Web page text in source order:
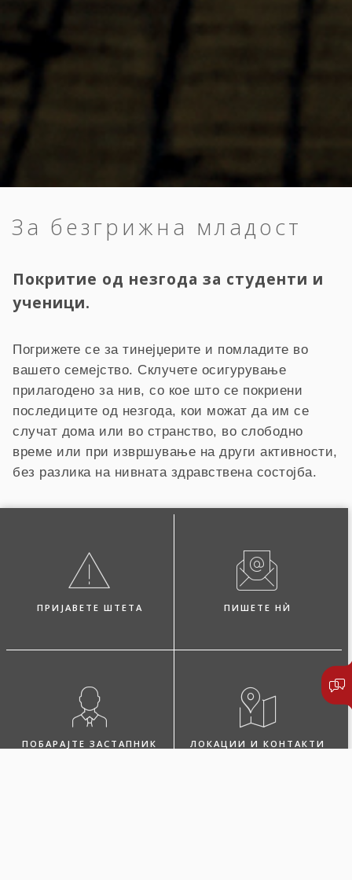
За безгрижна младост
Покритие од незгода за студенти и
ученици.
Погрижете се за тинејџерите и помладите во
вашето семејство. Склучете осигурување
прилагодено за нив, со кое што се покриени
последиците од незгода, кои можат да им се
случат дома или во странство, во слободно
време или при извршување на други активности,
без разлика на нивната здравствена состојба.
ПРИЈАВЕТЕ ШТЕТА ПИШЕТЕ НЍ
ПОБАРАЈТЕ ЗАСТАПНИК ЛОКАЦИИ И КОНТАКТИ